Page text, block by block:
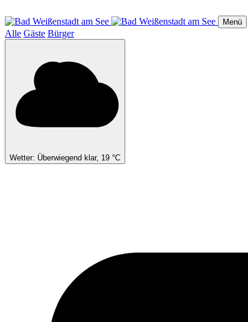
zum
Inhalt
Menü
Alle Gäste Bürger
Wetter: Überwiegend klar, 19 °C